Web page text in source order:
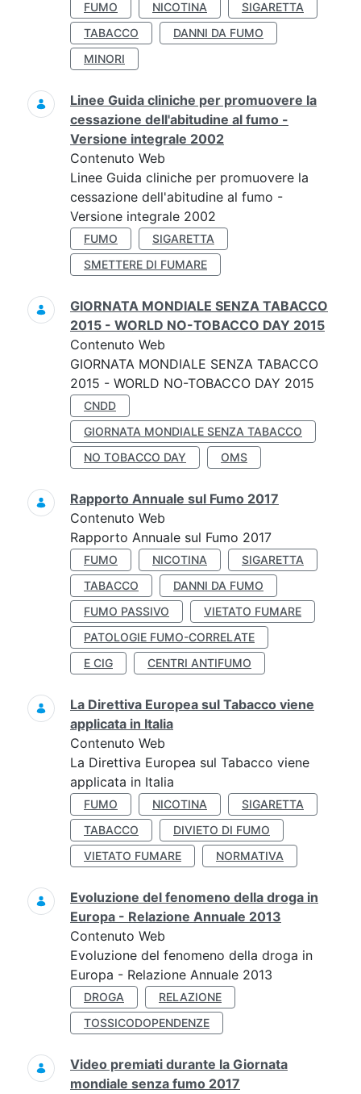
FUMO NICOTINA
SIGARETTA
TABACCO
DANNI DA FUMO
MINORI
Linee Guida cliniche per promuovere la
cessazione dell'abitudine al fumo -
Versione integrale 2002
Contenuto Web
Linee Guida cliniche per promuovere la
cessazione dell'abitudine al fumo -
Versione integrale 2002
FUMO
SIGARETTA
SMETTERE DI FUMARE
GIORNATA MONDIALE SENZA TABACCO
2015 - WORLD NO-TOBACCO DAY 2015
Contenuto Web
GIORNATA MONDIALE SENZA TABACCO
2015 - WORLD NO-TOBACCO DAY 2015
CNDD
GIORNATA MONDIALE SENZA TABACCO
NO TOBACCO DAY
OMS
Rapporto Annuale sul Fumo 2017
Contenuto Web
Rapporto Annuale sul Fumo 2017
FUMO NICOTINA
SIGARETTA
TABACCO
DANNI DA FUMO
FUMO PASSIVO
VIETATO FUMARE
PATOLOGIE FUMO-CORRELATE
E CIG
CENTRI ANTIFUMO
La Direttiva Europea sul Tabacco viene
applicata in Italia
Contenuto Web
La Direttiva Europea sul Tabacco viene
applicata in Italia
FUMO NICOTINA
SIGARETTA
TABACCO
DIVIETO DI FUMO
VIETATO FUMARE
NORMATIVA
Evoluzione del fenomeno della droga in
Europa - Relazione Annuale 2013
Contenuto Web
Evoluzione del fenomeno della droga in
Europa - Relazione Annuale 2013
DROGA
RELAZIONE
TOSSICODOPENDENZE
Video premiati durante la Giornata
mondiale senza fumo 2017